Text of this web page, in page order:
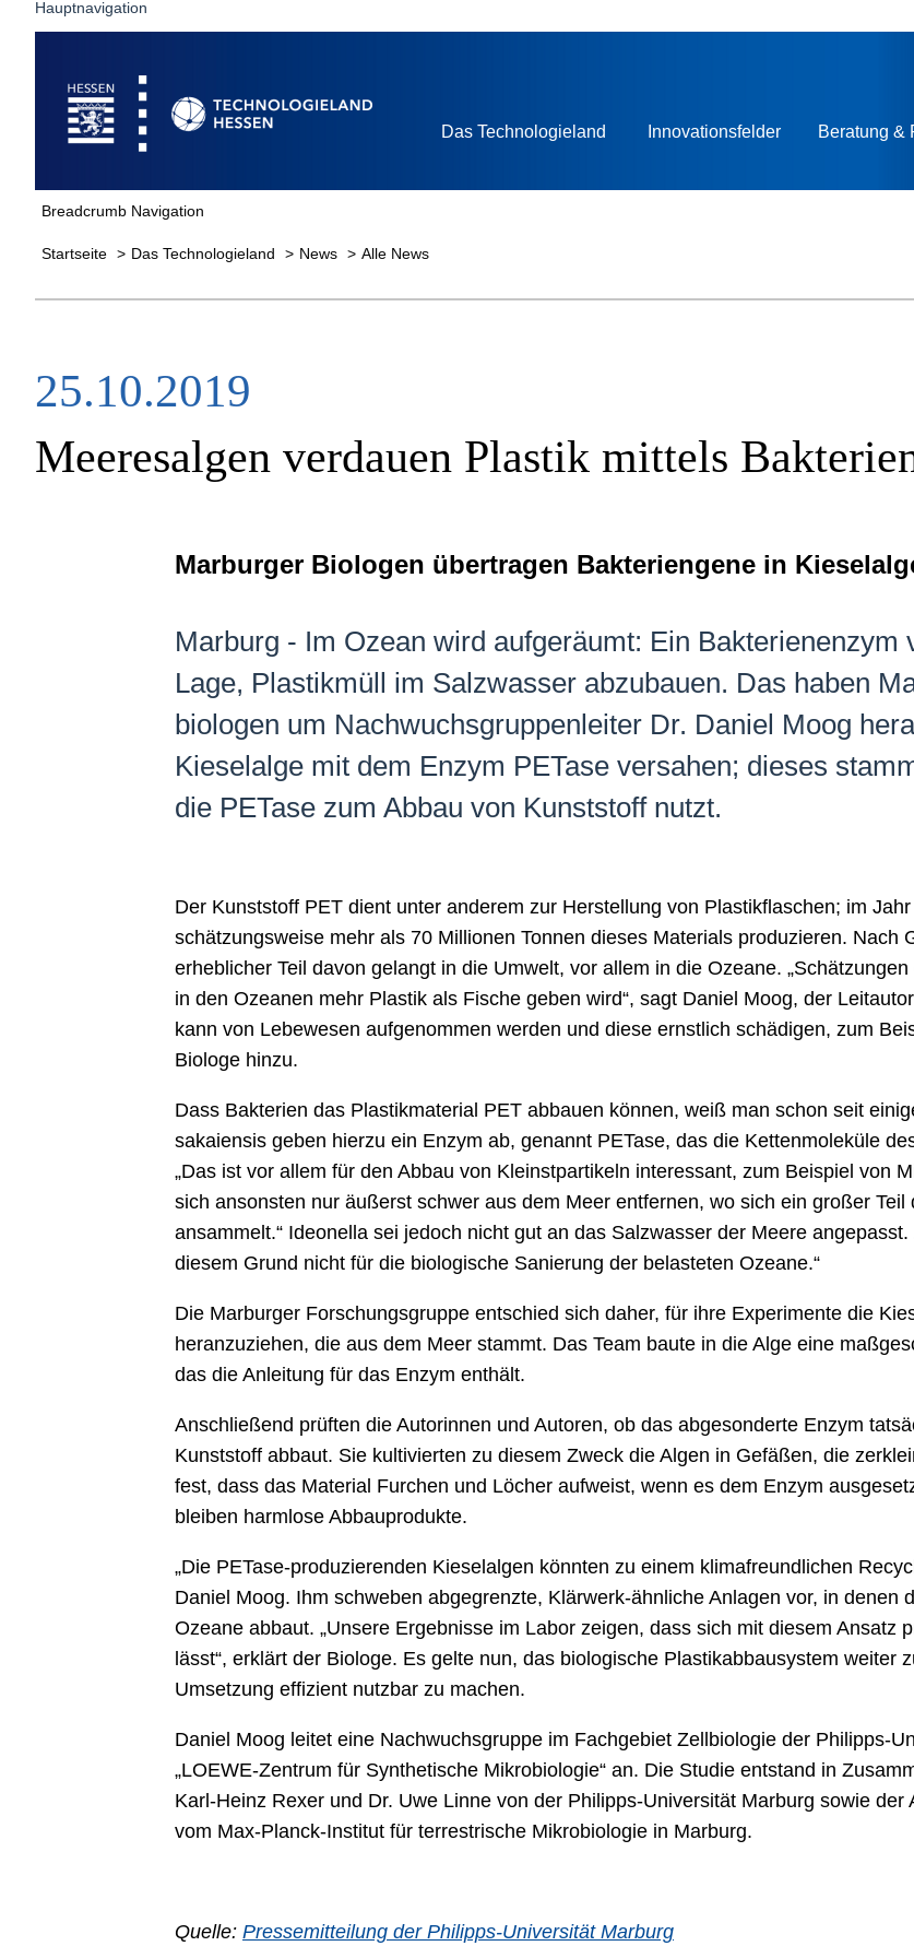
Hauptnavigation
Startseite
Das Technologieland Innovationsfelder Beratung &
Breadcrumb Navigation
Startseite Das Technologieland News Alle News
25.10.2019
Meeresalgen verdauen Plastik mittels
Marburger Biologen übertragen Bakteriengene in
Marburg - Im Ozean wird aufgeräumt: Ein Bakterienenzym
Lage, Plastikmüll im Salzwasser abzubauen. Das haben
biologen um Nachwuchsgruppenleiter Dr. Daniel Moog
Kieselalge mit dem Enzym PETase versahen; dieses
die PETase zum Abbau von Kunststoff nutzt.
Der Kunststoff PET dient unter anderem zur Herstellung von Plastikflaschen; im
schätzungsweise mehr als 70 Millionen Tonnen dieses Materials produzieren. Nach
erheblicher Teil davon gelangt in die Umwelt, vor allem in die Ozeane.
in den Ozeanen mehr Plastik als Fische geben wird“, sagt Daniel Moog, der
kann von Lebewesen aufgenommen werden und diese ernstlich schädigen, zum
Biologe hinzu.
Dass Bakterien das Plastikmaterial PET abbauen können, weiß man schon seit
sakaiensis geben hierzu ein Enzym ab, genannt PETase, das die Kettenmoleküle
„Das ist vor allem für den Abbau von Kleinstpartikeln interessant, zum Beispiel von
sich ansonsten nur äußerst schwer aus dem Meer entfernen, wo sich ein großer
ansammelt.“ Ideonella sei jedoch nicht gut an das Salzwasser der Meere
diesem Grund nicht für die biologische Sanierung der belasteten Ozeane.“
Die Marburger Forschungsgruppe entschied sich daher, für ihre Experimente die
heranzuziehen, die aus dem Meer stammt. Das Team baute in die Alge eine
das die Anleitung für das Enzym enthält.
Anschließend prüften die Autorinnen und Autoren, ob das abgesonderte Enzym
Kunststoff abbaut. Sie kultivierten zu diesem Zweck die Algen in Gefäßen, die
fest, dass das Material Furchen und Löcher aufweist, wenn es dem Enzym
bleiben harmlose Abbauprodukte.
„Die PETase-produzierenden Kieselalgen könnten zu einem klimafreundlichen
Daniel Moog. Ihm schweben abgegrenzte, Klärwerk-ähnliche Anlagen vor, in denen
Ozeane abbaut. „Unsere Ergebnisse im Labor zeigen, dass sich mit diesem Ansatz
lässt“, erklärt der Biologe. Es gelte nun, das biologische Plastikabbausystem weiter
Umsetzung effizient nutzbar zu machen.
Daniel Moog leitet eine Nachwuchsgruppe im Fachgebiet Zellbiologie der Philipps-
„LOEWE-Zentrum für Synthetische Mikrobiologie“ an. Die Studie entstand in
Karl-Heinz Rexer und Dr. Uwe Linne von der Philipps-Universität Marburg sowie
vom Max-Planck-Institut für terrestrische Mikrobiologie in Marburg.
Quelle: Pressemitteilung der Philipps-Universität Marburg